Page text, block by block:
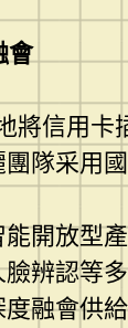
會
將信用卡
隊采用
開放型
辨認等
融會供